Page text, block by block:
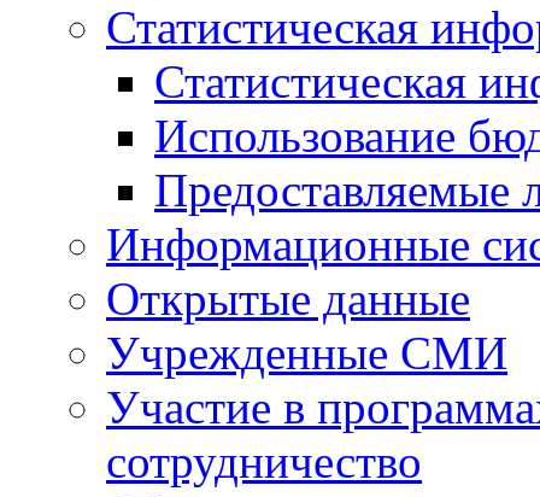
Статистическая
Статистическая
Использование
Предоставляемые
Информационные
Открытые данные
Учрежденные СМИ
Участие в
сотрудничество